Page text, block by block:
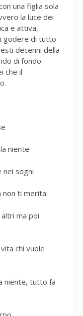
una figlia sola
la luce dei
e attiva,
godere di tutto
decenni della
di fondo
che il
niente
sogni
non ti merita
ma poi
chi vuole
niente, tutto fa